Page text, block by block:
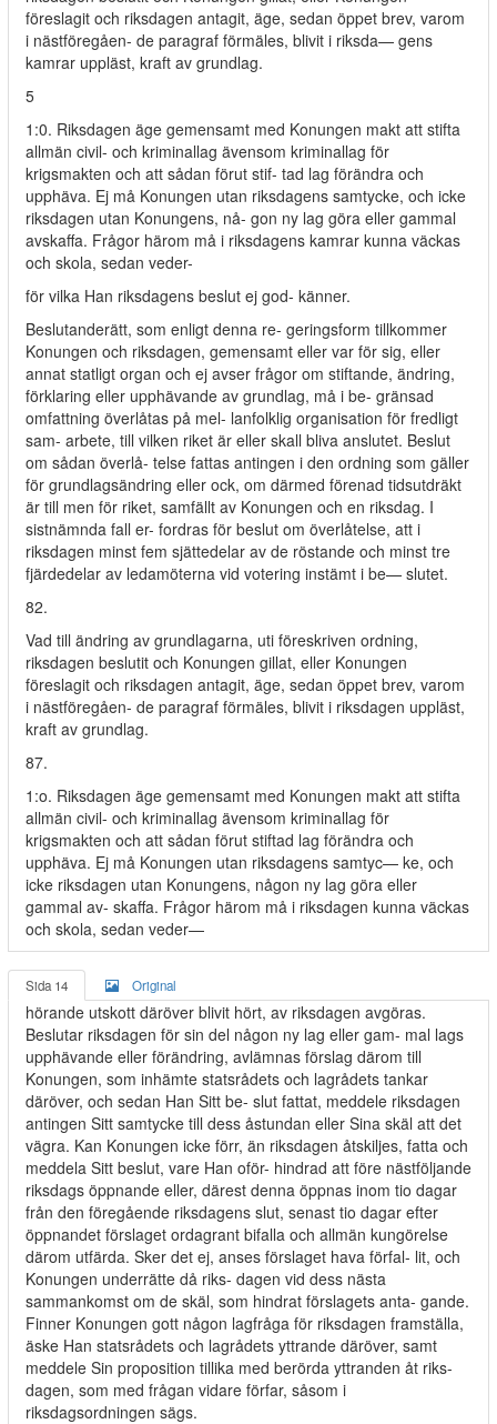
föreslagit och riksdagen antagit, äge, sedan öppet brev, varom
i nästföregåen- de paragraf förmäles, blivit i riksda— gens
kamrar uppläst, kraft av grundlag.
5
1:0. Riksdagen äge gemensamt med Konungen makt att stifta
allmän civil- och kriminallag ävensom kriminallag för
krigsmakten och att sådan förut stif- tad lag förändra och
upphäva. Ej må Konungen utan riksdagens samtycke, och icke
riksdagen utan Konungens, nå- gon ny lag göra eller gammal
avskaffa. Frågor härom må i riksdagens kamrar kunna väckas
och skola, sedan veder-
för vilka Han riksdagens beslut ej god- känner.
Beslutanderätt, som enligt denna re- geringsform tillkommer
Konungen och riksdagen, gemensamt eller var för sig, eller
annat statligt organ och ej avser frågor om stiftande, ändring,
förklaring eller upphävande av grundlag, må i be- gränsad
omfattning överlåtas på mel- lanfolklig organisation för fredligt
sam- arbete, till vilken riket är eller skall bliva anslutet. Beslut
om sådan överlå- telse fattas antingen i den ordning som gäller
för grundlagsändring eller ock, om därmed förenad tidsutdräkt
är till men för riket, samfällt av Konungen och en riksdag. I
sistnämnda fall er- fordras för beslut om överlåtelse, att i
riksdagen minst fem sjättedelar av de röstande och minst tre
fjärdedelar av ledamöterna vid votering instämt i be— slutet.
82.
Vad till ändring av grundlagarna, uti föreskriven ordning,
riksdagen beslutit och Konungen gillat, eller Konungen
föreslagit och riksdagen antagit, äge, sedan öppet brev, varom
i nästföregåen- de paragraf förmäles, blivit i riksdagen uppläst,
kraft av grundlag.
87.
1:o. Riksdagen äge gemensamt med Konungen makt att stifta
allmän civil- och kriminallag ävensom kriminallag för
krigsmakten och att sådan förut stiftad lag förändra och
upphäva. Ej må Konungen utan riksdagens samtyc— ke, och
icke riksdagen utan Konungens, någon ny lag göra eller
gammal av- skaffa. Frågor härom må i riksdagen kunna väckas
och skola, sedan veder—
Sida 14 Original
hörande utskott däröver blivit hört, av riksdagen avgöras.
Beslutar riksdagen för sin del någon ny lag eller gam- mal lags
upphävande eller förändring, avlämnas förslag därom till
Konungen, som inhämte statsrådets och lagrådets tankar
däröver, och sedan Han Sitt be- slut fattat, meddele riksdagen
antingen Sitt samtycke till dess åstundan eller Sina skäl att det
vägra. Kan Konungen icke förr, än riksdagen åtskiljes, fatta och
meddela Sitt beslut, vare Han oför- hindrad att före nästföljande
riksdags öppnande eller, därest denna öppnas inom tio dagar
från den föregående riksdagens slut, senast tio dagar efter
öppnandet förslaget ordagrant bifalla och allmän kungörelse
därom utfärda. Sker det ej, anses förslaget hava förfal- lit, och
Konungen underrätte då riks- dagen vid dess nästa
sammankomst om de skäl, som hindrat förslagets anta- gande.
Finner Konungen gott någon lagfråga för riksdagen framställa,
äske Han statsrådets och lagrådets yttrande däröver, samt
meddele Sin proposition tillika med berörda yttranden åt riks-
dagen, som med frågan vidare förfar, såsom i
riksdagsordningen sägs.